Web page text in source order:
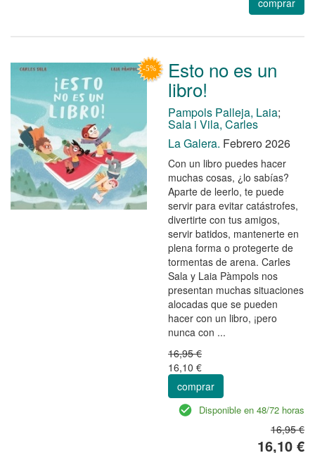
Esto no es un
libro!
Pampols Palleja, Laia;
Sala i Vila, Carles
La Galera. Febrero 2026
Con un libro puedes hacer
muchas cosas, ¿lo sabías?
Aparte de leerlo, te puede
servir para evitar catástrofes,
divertirte con tus amigos,
servir batidos, mantenerte en
plena forma o protegerte de
tormentas de arena. Carles
Sala y Laia Pàmpols nos
presentan muchas situaciones
alocadas que se pueden
hacer con un libro, ¡pero
nunca con ...
16,95 €
16,10 €
comprar
Disponible en 48/72 horas
16,95 €
16,10 €